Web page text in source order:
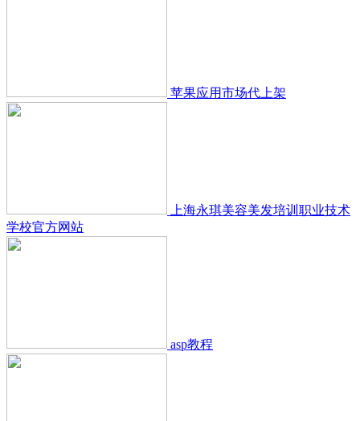
苹果应用市场代上架
上海永琪美容美发培训职业技术
学校官方网站
asp教程